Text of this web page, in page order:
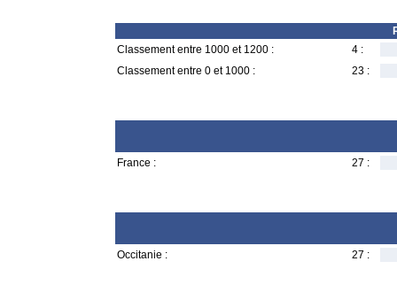
Classement entre 1000 et 1200 :
4 :
Classement entre 0 et 1000 :
23 :
France : 27 :
Occitanie : 27 :